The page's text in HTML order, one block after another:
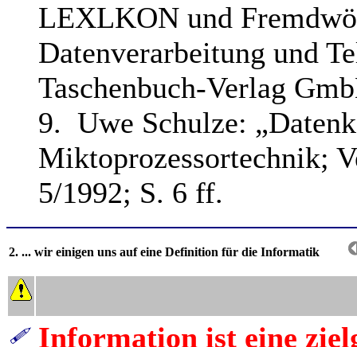
LEXLKON und
Datenverarbeitung und
Taschenbuch-Verlag
9. Uwe Schulze:
Miktoprozessortechnik;
5/1992; S. 6 ff.
2. ... wir einigen uns auf eine Definition für die Informatik
Information ist eine